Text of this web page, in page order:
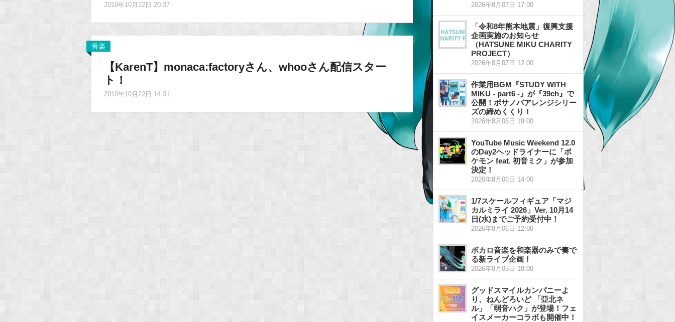
2010年10月22日 20:37
音楽
【KarenT】monaca:factoryさん、whooさん配信スター
ト！
2010年10月22日 14:31
2026年8月07日 17:00
「令和8年熊本地震」復興支援
企画実施のお知らせ
（HATSUNE MIKU CHARITY
PROJECT）
2026年8月07日 12:00
作業用BGM『STUDY WITH
MIKU - part6 -』が『39ch』で
公開！ボサノバアレンジシリー
ズの締めくくり！
2026年8月06日 19:00
YouTube Music Weekend 12.0
のDay2ヘッドライナーに「ポ
ケモン feat. 初音ミク」が参加
決定！
2026年8月06日 14:00
1/7スケールフィギュア「マジ
カルミライ 2026」Ver. 10月14
日(水)までご予約受付中！
2026年8月06日 12:00
ボカロ音楽を和楽器のみで奏で
る新ライブ企画！
2026年8月05日 18:00
グッドスマイルカンパニーよ
り、ねんどろいど 「亞北ネ
ル」「弱音ハク」が登場！フェ
イスメーカーコラボも開催中！